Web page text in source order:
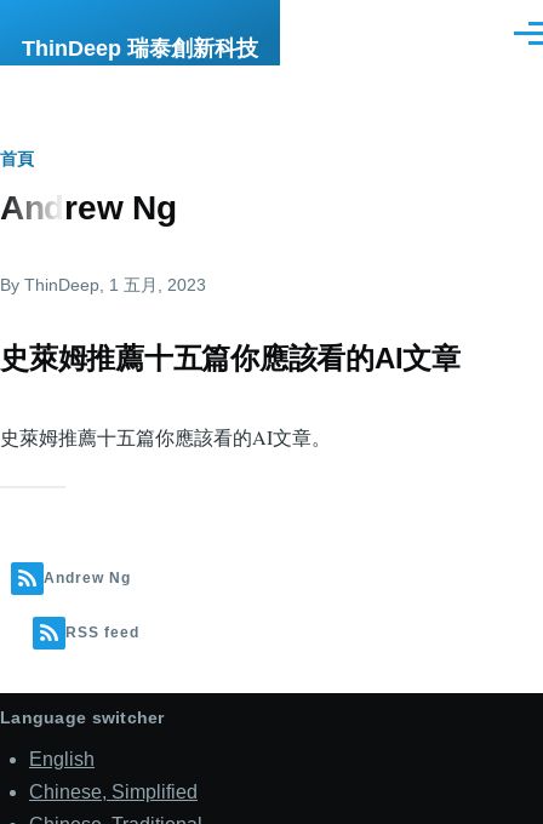
ThinDeep 瑞泰創新科技
選
導
航
結
首頁
Andrew Ng
By ThinDeep , 1 五月, 2023
史萊姆推薦十五篇你應該看的AI文章
史萊姆推薦十五篇你應該看的AI文章。
Andrew Ng
RSS feed
Language switcher
English
Chinese, Simplified